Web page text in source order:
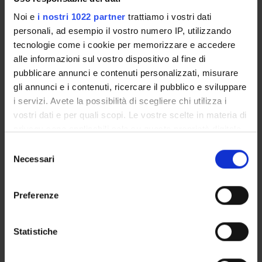
Noi e i nostri 1022 partner trattiamo i vostri dati
personali, ad esempio il vostro numero IP, utilizzando
tecnologie come i cookie per memorizzare e accedere
alle informazioni sul vostro dispositivo al fine di
pubblicare annunci e contenuti personalizzati, misurare
gli annunci e i contenuti, ricercare il pubblico e sviluppare
i servizi. Avete la possibilità di scegliere chi utilizza i
vostri dati e per quali scopi. Le vostre scelte in materia di
modificare o revocare il proprio consenso in qualsiasi
momento dalla Dichiarazione sui cookie o facendo clic
raccogliere informazioni sulla tua posizione
geografica, con un'approssimazione di qualche
delNecessari
Preferenze
Statistiche
Componente
Sara Galati
Rappresentante personale TA
Luca Geretti
Roberto Giacobazzi
Componente
Rosalba Giugno
Enrico Gregorio
Rosanna Davison Laking
Componente